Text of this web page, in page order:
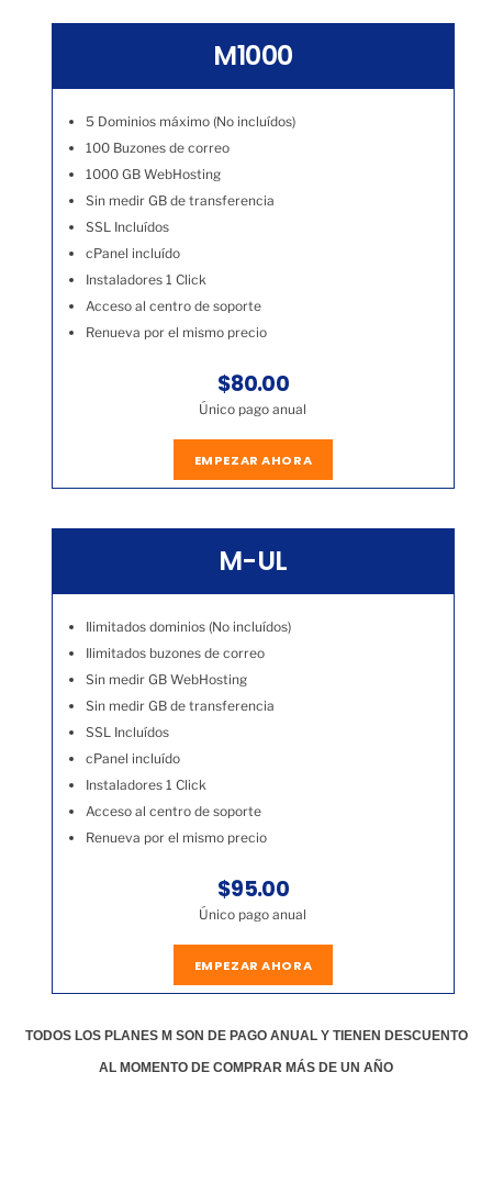
M1000
5 Dominios máximo (No incluídos)
100 Buzones de correo
1000 GB WebHosting
Sin medir GB de transferencia
SSL Incluídos
cPanel incluído
Instaladores 1 Click
Acceso al centro de soporte
Renueva por el mismo precio
$80.00
Único pago anual
EMPEZAR AHORA
M-UL
Ilimitados dominios (No incluídos)
Ilimitados buzones de correo
Sin medir GB WebHosting
Sin medir GB de transferencia
SSL Incluídos
cPanel incluído
Instaladores 1 Click
Acceso al centro de soporte
Renueva por el mismo precio
$95.00
Único pago anual
EMPEZAR AHORA
TODOS LOS PLANES M SON DE PAGO ANUAL Y TIENEN DESCUENTO
AL MOMENTO DE COMPRAR MÁS DE UN AÑO